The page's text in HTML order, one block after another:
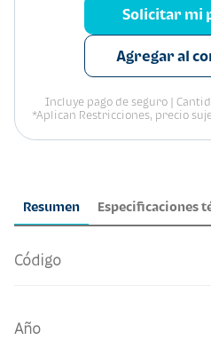
Resumen Especificaciones
Código
Año
Solicitar mi
Agregar al
Incluye pago de seguro |
*Aplican Restricciones, precio